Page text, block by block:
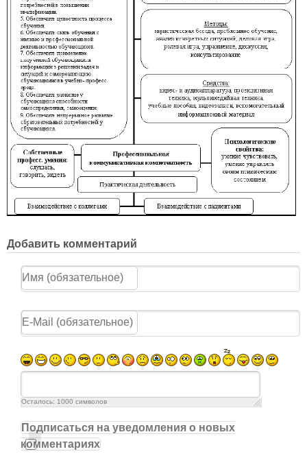
Добавить комментарий
Осталось: 1000 символов
Подписаться на уведомления о новых
комментариях